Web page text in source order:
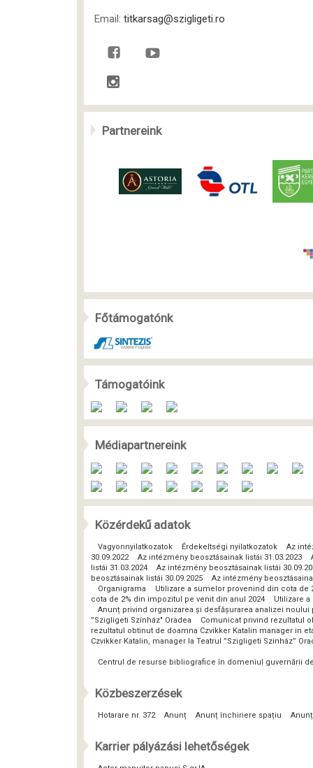
Email: titkarsag@szigligeti.ro
Partnereink
Főtámogatónk
Támogatóink
Médiapartnereink
Közérdekű adatok
Vagyonnyilatkozatok Érdekeltségi nyilatkozatok
Az
30.09.2022
Az intézmény beosztásainak listái 31.03.2023
listái 31.03.2024
Az intézmény beosztásainak listái
beosztásainak listái 30.09.2025
Az intézmény
Organigrama
Utilizare a sumelor provenind din cota
cota de 2% din impozitul pe venit din anul 2024
Utilizare
Anunț privind organizarea și desfășurarea analizei
”Szigligeti Színház" Oradea
Comunicat privind rezultatul
rezultatul obtinut de doamna Czvikker Katalin manager in
Czvikker Katalin, manager la Teatrul ”Szigligeti Szinház”
Centrul de resurse bibliografice în domeniul guvernării
Közbeszerzések
Hotarare nr. 372 Anunț Anunț închiriere spațiu
Karrier pályázási lehetőségek